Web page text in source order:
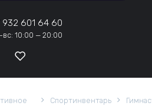
932 601 64 60
вс: 10:00 — 20:00
Спортинвентарь